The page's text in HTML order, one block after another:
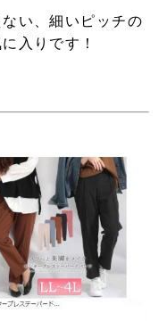
い、細いピッチの
入りです！